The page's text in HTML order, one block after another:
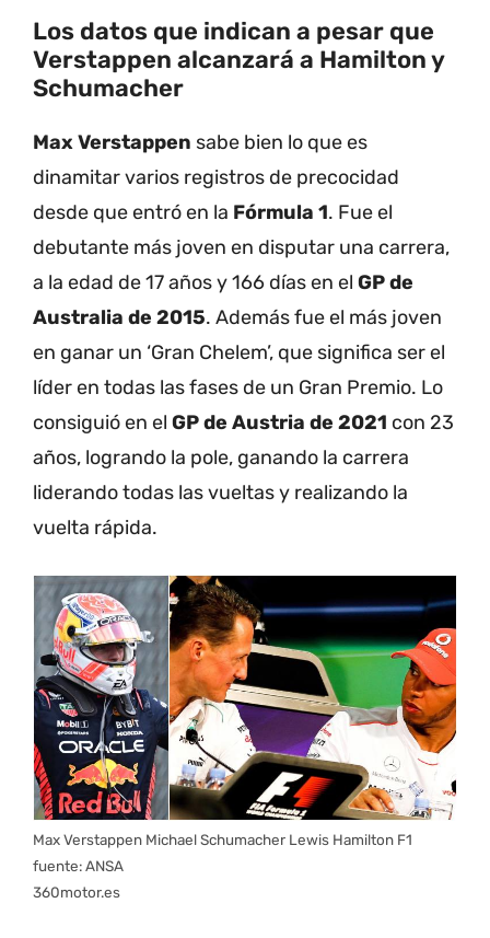
Los datos que indican a pesar que
Verstappen alcanzará a Hamilton y
Schumacher
Max Verstappen sabe bien lo que es
dinamitar varios registros de precocidad
desde que entró en la Fórmula 1. Fue el
debutante más joven en disputar una carrera,
a la edad de 17 años y 166 días en el GP de
Australia de 2015. Además fue el más joven
en ganar un ‘Gran Chelem’, que significa ser el
líder en todas las fases de un Gran Premio. Lo
consiguió en el GP de Austria de 2021 con 23
años, logrando la pole, ganando la carrera
liderando todas las vueltas y realizando la
vuelta rápida.
Max Verstappen Michael Schumacher Lewis Hamilton F1
fuente: ANSA
360motor.es